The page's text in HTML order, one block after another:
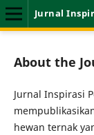
Jurnal
About the
Jurnal Inspirasi
hewan ternak